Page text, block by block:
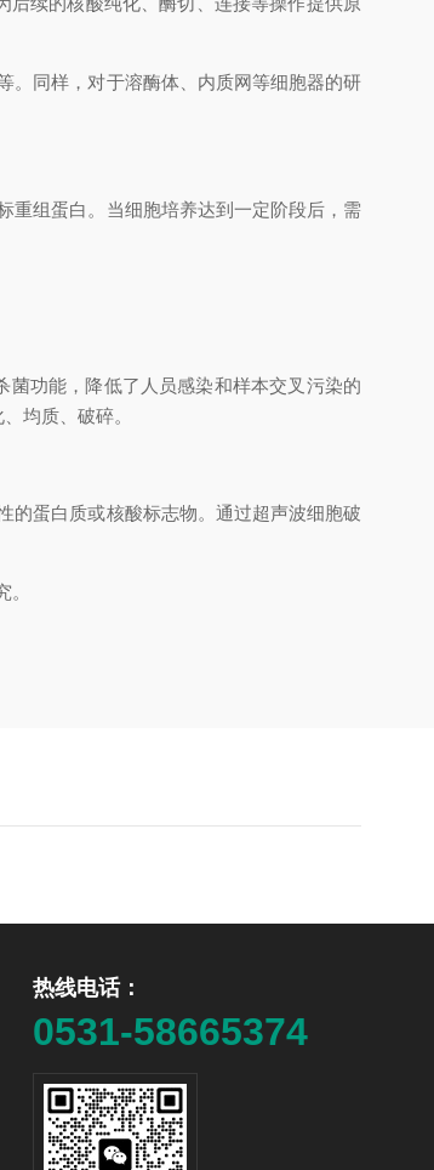
。同样，对于溶酶体、内质网等细胞器的研
重组蛋白。当细胞培养达到一定阶段后，需
功能，降低了人员感染和样本交叉污染的
均质、破碎。
的蛋白质或核酸标志物。通过超声波细胞破
热线电话：
0531-58665374